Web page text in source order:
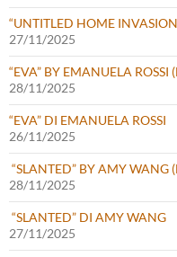
“UNTITLED HOME
27/11/2025
“EVA” BY EMANUELA ROSSI
28/11/2025
“EVA” DI EMANUELA ROSSI
26/11/2025
“SLANTED” BY AMY WANG
28/11/2025
“SLANTED” DI AMY WANG
27/11/2025